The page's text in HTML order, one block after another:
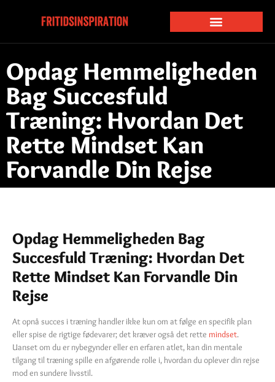
Opdag Hemmeligheden
Bag Succesfuld
Træning: Hvordan Det
Rette Mindset Kan
Forvandle Din Rejse
Opdag Hemmeligheden Bag
Succesfuld Træning: Hvordan Det
Rette Mindset Kan Forvandle Din
Rejse
At opnå succes i træning handler ikke kun om at følge en specifik plan
eller spise de rigtige fødevarer; det kræver også det rette mindset.
Uanset om du er nybegynder eller en erfaren atlet, kan din mentale
tilgang til træning spille en afgørende rolle i, hvordan du oplever din rejse
mod en sundere livsstil.